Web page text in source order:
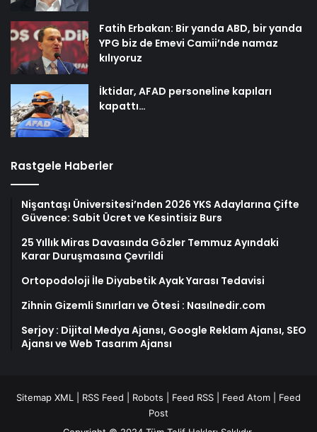
Fatih Erbakan: Bir yanda ABD, bir yanda
YPG biz de Emevi Camii’nde namaz
kılıyoruz
İktidar, AFAD personeline kapıları
kapattı…
Rastgele Haberler
Nişantaşı Üniversitesi’nden 2026 YKS Adaylarına Çifte
Güvence: Sabit Ücret ve Kesintisiz Burs
25 Yıllık Miras Davasında Gözler Temmuz Ayındaki
Karar Duruşmasına Çevrildi
Ortopodoloji İle Diyabetik Ayak Yarası Tedavisi
Zihnin Gizemli Sınırları ve Ötesi : Nasılnedir.com
Serjoy : Dijital Medya Ajansı, Google Reklam Ajansı, SEO
Ajansı ve Web Tasarım Ajansı
Sitemap XML RSS Feed Robots Feed RSS Feed Atom
Feed
Post